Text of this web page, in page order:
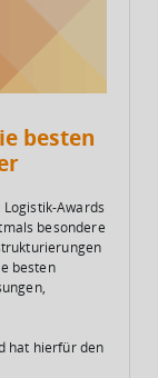
besten
Awards
besondere
besten
hat hierfür den